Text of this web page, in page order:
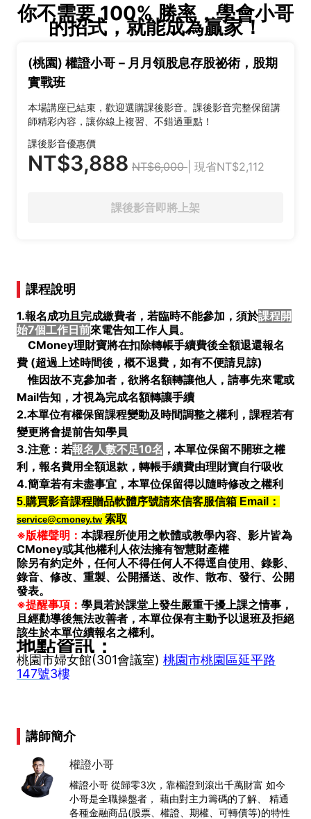
你不需要 100% 勝率，學會小哥
的招式，就能成為贏家！
(桃園) 權證小哥－月月領股息存股祕術，股期
實戰班
本場講座已結束，歡迎選購課後影音。課後影音完整保留講
師精彩內容，讓你線上複習、不錯過重點！
課後影音優惠價
NT$3,888 NT$6,000 | 現省NT$2,112
課後影音即將上架
課程說明
1.報名成功且完成繳費者，若臨時不能參加，須於課程開
始7個工作日前來電告知工作人員。
CMoney理財寶將在扣除轉帳手續費後全額退還報名
費 (超過上述時間後，概不退費，如有不便請見諒)
惟因故不克參加者，欲將名額轉讓他人，請事先來電或
Mail告知，才視為完成名額轉讓手續
2.本單位有權保留課程變動及時間調整之權利，課程若有
變更將會提前告知學員
3.注意：若報名人數不足10名 ，本單位保留不開班之權
利，報名費用全額退款，轉帳手續費由理財寶自行吸收
4.簡章若有未盡事宜，本單位保留得以隨時修改之權利
5.購買影音課程贈品軟體序號請來信客服信箱 Email：
service@cmoney.tw 索取
※版權聲明： 本課程所使用之軟體或教學內容、影片皆為
CMoney或其他權利人依法擁有智慧財產權
除另有約定外，任何人不得任何人不得逕自使用、錄影、
錄音、修改、重製、公開播送、改作、散布、發行、公開
發表。
※提醒事項： 學員若於課堂上發生嚴重干擾上課之情事，
且經勸導後無法改善者，本單位保有主動予以退班及拒絕
該生於本單位續報名之權利。
地點資訊：
桃園市婦女館(301會議室) 桃園市桃園區延平路
147號3樓
講師簡介
權證小哥
權證小哥 從歸零3次，靠權證到滾出千萬財富 如今
小哥是全職操盤者， 藉由對主力籌碼的了解、 精通
各種金融商品(股票、權證、期權、可轉債等)的特性